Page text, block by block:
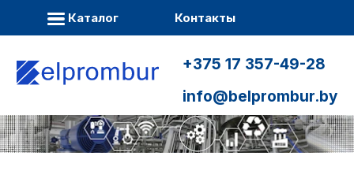
Каталог Контакты
+375 17 357-49-28
info@belprombur.by